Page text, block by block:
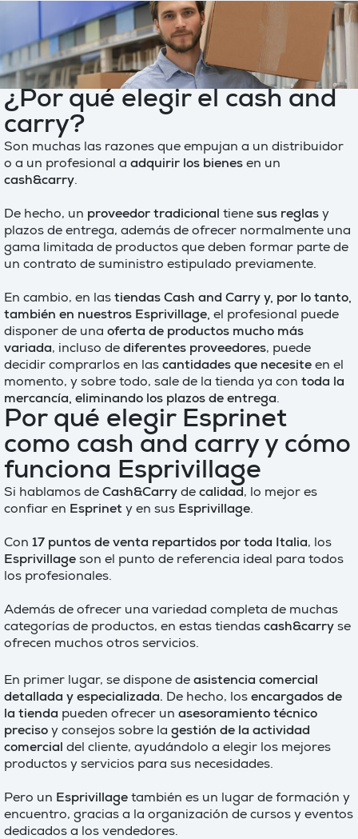
¿Por qué elegir el cash and
carry?
Son muchas las razones que empujan a un distribuidor
o a un profesional a adquirir los bienes en un
cash&carry.
De hecho, un proveedor tradicional tiene sus reglas y
plazos de entrega, además de ofrecer normalmente una
gama limitada de productos que deben formar parte de
un contrato de suministro estipulado previamente.
En cambio, en las tiendas Cash and Carry y, por lo tanto,
también en nuestros Esprivillage, el profesional puede
disponer de una oferta de productos mucho más
variada, incluso de diferentes proveedores, puede
decidir comprarlos en las cantidades que necesite en el
momento, y sobre todo, sale de la tienda ya con toda la
mercancía, eliminando los plazos de entrega.
Por qué elegir Esprinet
como cash and carry y cómo
funciona Esprivillage
Si hablamos de Cash&Carry de calidad, lo mejor es
confiar en Esprinet y en sus Esprivillage.
Con 17 puntos de venta repartidos por toda Italia, los
Esprivillage son el punto de referencia ideal para todos
los profesionales.
Además de ofrecer una variedad completa de muchas
categorías de productos, en estas tiendas cash&carry se
ofrecen muchos otros servicios.
En primer lugar, se dispone de asistencia comercial
detallada y especializada. De hecho, los encargados de
la tienda pueden ofrecer un asesoramiento técnico
preciso y consejos sobre la gestión de la actividad
comercial del cliente, ayudándolo a elegir los mejores
productos y servicios para sus necesidades.
Pero un Esprivillage también es un lugar de formación y
encuentro, gracias a la organización de cursos y eventos
dedicados a los vendedores.